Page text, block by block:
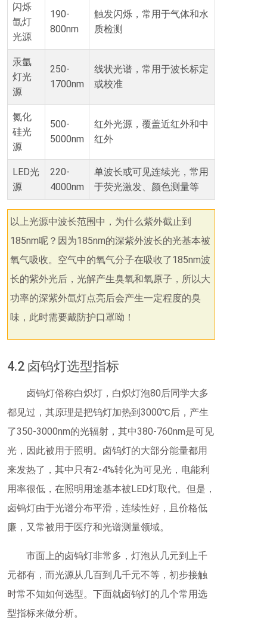
闪烁
氙灯
光源
190-
800nm
触发闪烁，常用于气体和水
质检测
汞氩
灯光
源
250-
1700nm
线状光谱，常用于波长标定
或校准
氮化
硅光
源
500-
5000nm
红外光源，覆盖近红外和中
红外
LED光
源
220-
4000nm
单波长或可见连续光，常用
于荧光激发、颜色测量等
以上光源中波长范围中，为什么紫外截止到
185nm呢？因为185nm的深紫外波长的光基本被
氧气吸收。空气中的氧气分子在吸收了185nm波
长的紫外光后，光解产生臭氧和氧原子，所以大
功率的深紫外氙灯点亮后会产生一定程度的臭
味，此时需要戴防护口罩呦！
4.2 卤钨灯选型指标
卤钨灯俗称白炽灯，白炽灯泡80后同学大多
都见过，其原理是把钨灯加热到3000℃后，产生
了350-3000nm的光辐射，其中380-760nm是可见
光，因此被用于照明。卤钨灯的大部分能量都用
来发热了，其中只有2-4%转化为可见光，电能利
用率很低，在照明用途基本被LED灯取代。但是，
卤钨灯由于光谱分布平滑，连续性好，且价格低
廉，又常被用于医疗和光谱测量领域。
市面上的卤钨灯非常多，灯泡从几元到上千
元都有，而光源从几百到几千元不等，初步接触
时常不知如何选型。下面就卤钨灯的几个常用选
型指标来做分析。